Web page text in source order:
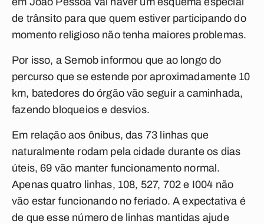
de trânsito para que quem estiver participando do
momento religioso não tenha maiores problemas.
Por isso, a Semob informou que ao longo do
percurso que se estende por aproximadamente 10
km, batedores do órgão vão seguir a caminhada,
fazendo bloqueios e desvios.
Em relação aos ônibus, das 73 linhas que
naturalmente rodam pela cidade durante os dias
úteis, 69 vão manter funcionamento normal.
Apenas quatro linhas, 108, 527, 702 e I004 não
vão estar funcionando no feriado. A expectativa é
de que esse número de linhas mantidas ajude